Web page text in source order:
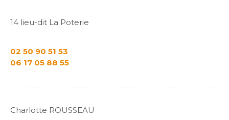
14 lieu-dit La Poterie
02 50 90 51 53
06 17 05 88 55
Charlotte ROUSSEAU